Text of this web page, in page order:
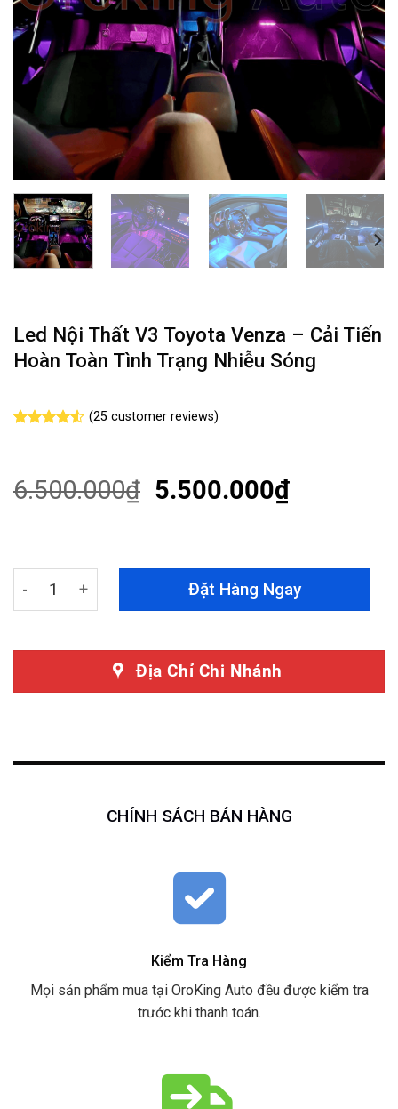
Led Nội Thất V3 Toyota Venza – Cải Tiến
Hoàn Toàn Tình Trạng Nhiễu Sóng
based on
customer
(25customer reviews)
6.500.000₫ 5.500.000₫
Led Nội Thất V3 Toyota Venza - Cải Tiến Hoàn Toàn
Đặt Hàng Ngay
Địa Chỉ Chi Nhánh
CHÍNH SÁCH BÁN HÀNG
Kiểm Tra Hàng
Mọi sản phẩm mua tại OroKing Auto đều được kiểm tra
trước khi thanh toán.